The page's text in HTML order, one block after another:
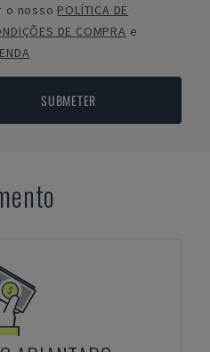
o nosso POLÍTICA DE
DE COMPRA e
SUBMETER